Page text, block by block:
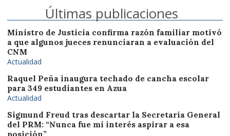
Últimas publicaciones
Ministro de Justicia confirma razón familiar motivó
a que algunos jueces renunciaran a evaluación del
CNM
Actualidad
Raquel Peña inaugura techado de cancha escolar
para 349 estudiantes en Azua
Actualidad
Sigmund Freud tras descartar la Secretaría General
del PRM: “Nunca fue mi interés aspirar a esa